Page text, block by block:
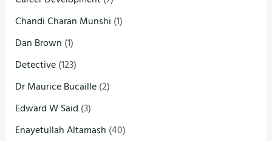
Chandi Charan Munshi (1)
Dan Brown (1)
Detective(123)
Dr Maurice Bucaille(2)
Edward W Said (3)
Enayetullah Altamash (40)